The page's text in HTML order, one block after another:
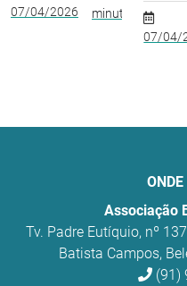
07/04/2026
minuto
07/04/
Associação
Tv. Padre Eutíquio, nº
Batista Campos,
(91)